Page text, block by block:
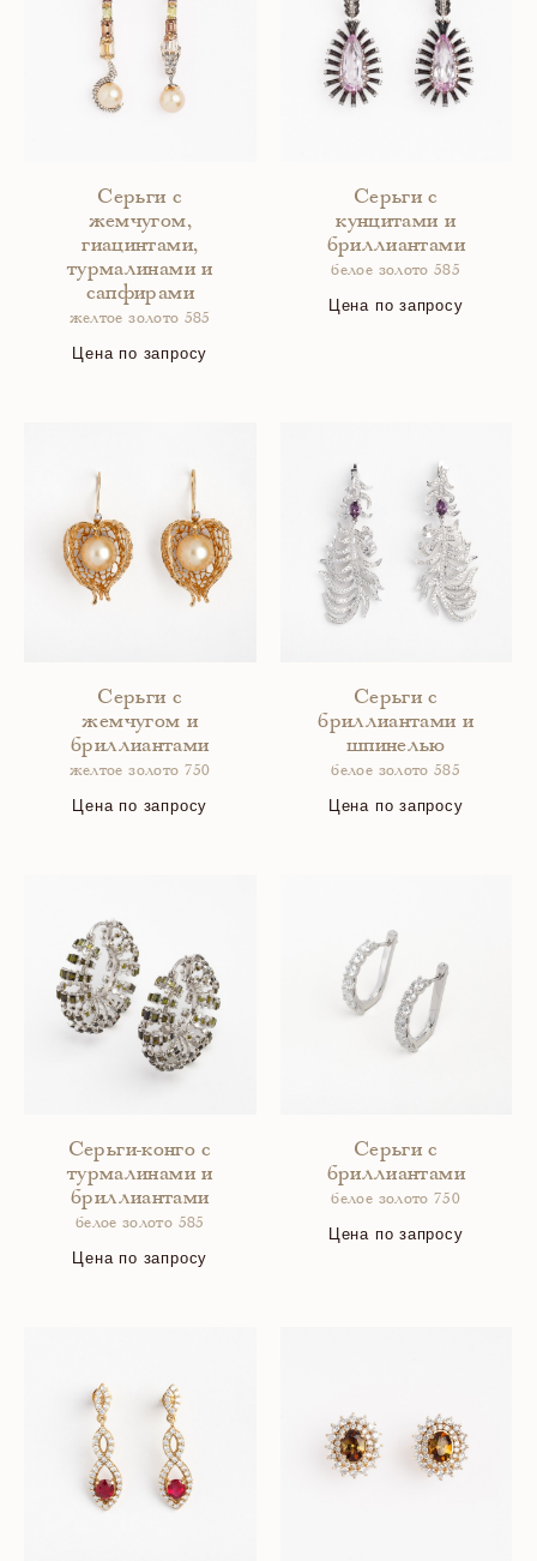
Серьги с
жемчугом,
гиацинтами,
турмалинами и
сапфирами
желтое золото 585
Цена по запросу
Серьги с
кунцитами и
бриллиантами
белое золото 585
Цена по запросу
Серьги с
жемчугом и
бриллиантами
желтое золото 750
Цена по запросу
Серьги с
бриллиантами и
шпинелью
белое золото 585
Цена по запросу
Серьги-конго с
турмалинами и
бриллиантами
белое золото 585
Цена по запросу
Серьги с
бриллиантами
белое золото 750
Цена по запросу